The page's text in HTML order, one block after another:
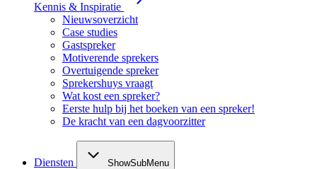
Kennis & Inspiratie
Nieuwsoverzicht
Case studies
Gastspreker
Motiverende sprekers
Overtuigende spreker
Sprekershuys vraagt
Wat kost een spreker?
Eerste hulp bij het boeken van een spreker!
De kracht van een dagvoorzitter
Diensten ShowSubMenu